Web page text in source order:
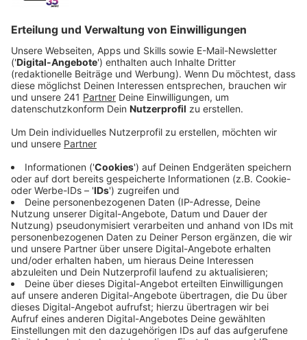
Anzeige
Alle Kinder und Jugendlichen in Leverkusen von 5 bis
15 können mitmachen und am Ende werden die
schönsten Kunstwerke dann an den Bauzaun gehängt.
Laut der LEVI sind gemalte, gezeichnete oder
geklebte Bilder erlaubt, Die können im Empfang der
LEVI bis zum 16. November abgegeben werden - in der
Friedrich-Ebert-Straße 5, 51373 Leverkusen; montags
bis freitags 9 Uhr bis 15 Uhr.Auch per Emailkönnt ihr
Kunstwerke einreichen.
Anzeige
Die Teilnahmebedingungen und Preise
Anzeige